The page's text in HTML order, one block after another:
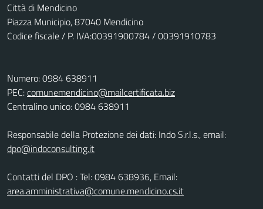
Città di Mendicino
Piazza Municipio, 87040 Mendicino
Codice fiscale / P. IVA:00391900784 / 00391910783
Numero: 0984 638911
PEC:comunemendicino@mailcertificata.biz
Centralino unico: 0984 638911
Responsabile della Protezione dei dati: Indo S.r.l.s., email:
dpo@indoconsulting.it
Contatti del DPO : Tel: 0984 638936, Email:
area.amministrativa@comune.mendicino.cs.it